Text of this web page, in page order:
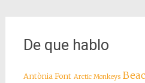
De que hablo
Antònia Font Arctic Monkeys